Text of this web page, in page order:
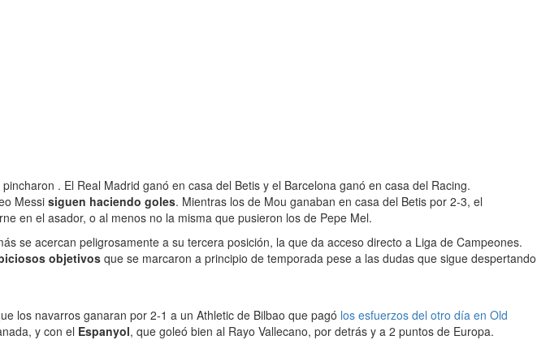
. El Real Madrid ganó en casa del Betis y el Barcelona ganó en casa del Racing.
Messisiguen haciendo goles. Mientras los de Mou ganaban en casa del Betis por 2-3, el
en el asador, o al menos no la misma que pusieron los de Pepe Mel.
se acercan peligrosamente a su tercera posición, la que da acceso directo a Liga de Campeones.
objetivosque se marcaron a principio de temporada pese a las dudas que sigue despertando
los navarros ganaran por 2-1 a un Athletic de Bilbao que pagó los esfuerzos del otro día en Old
y con el Espanyol, que goleó bien al Rayo Vallecano, por detrás y a 2 puntos de Europa.